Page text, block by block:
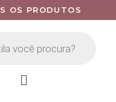
OS PRODUTOS